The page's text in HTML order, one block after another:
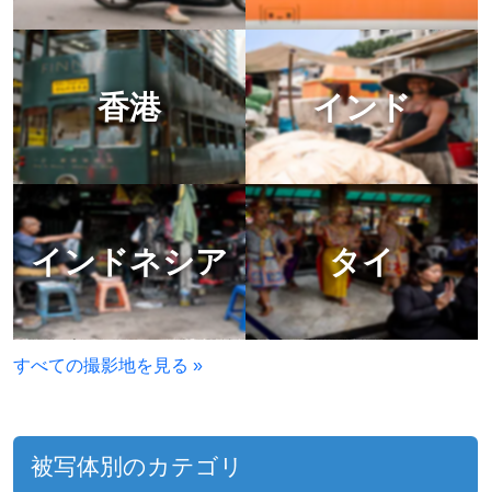
香港 インド
インドネシア タイ
すべての撮影地を見る »
被写体別のカテゴリ